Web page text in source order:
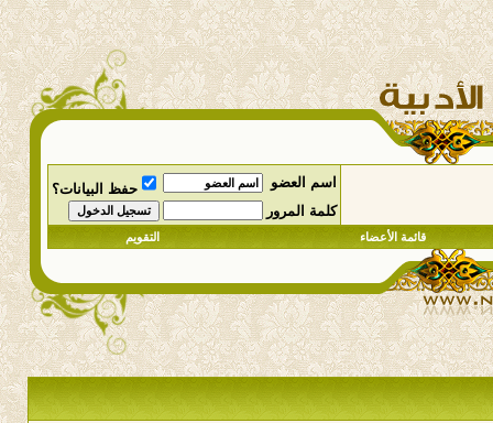
اسم العضو
حفظ البيانات؟
كلمة المرور
قائمة الأعضاء التقويم